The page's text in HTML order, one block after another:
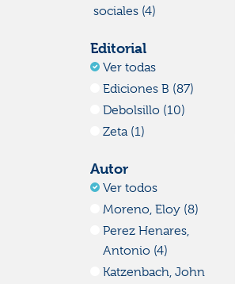
sociales (4)
Editorial
Ver todas
Ediciones B (87)
Debolsillo (10)
Zeta (1)
Autor
Ver todos
Moreno, Eloy (8)
Perez Henares,
Antonio (4)
Katzenbach, John